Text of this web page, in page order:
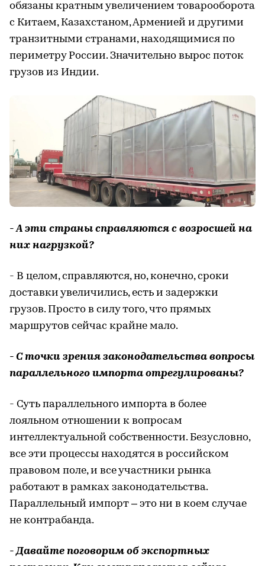
обязаны кратным увеличением товарооборота
с Китаем, Казахстаном, Арменией и другими
транзитными странами, находящимися по
периметру России. Значительно вырос поток
грузов из Индии.
- А эти страны справляются с возросшей на
них нагрузкой?
- В целом, справляются, но, конечно, сроки
доставки увеличились, есть и задержки
грузов. Просто в силу того, что прямых
маршрутов сейчас крайне мало.
- С точки зрения законодательства вопросы
параллельного импорта отрегулированы?
- Суть параллельного импорта в более
лояльном отношении к вопросам
интеллектуальной собственности. Безусловно,
все эти процессы находятся в российском
правовом поле, и все участники рынка
работают в рамках законодательства.
Параллельный импорт – это ни в коем случае
не контрабанда.
- Давайте поговорим об экспортных